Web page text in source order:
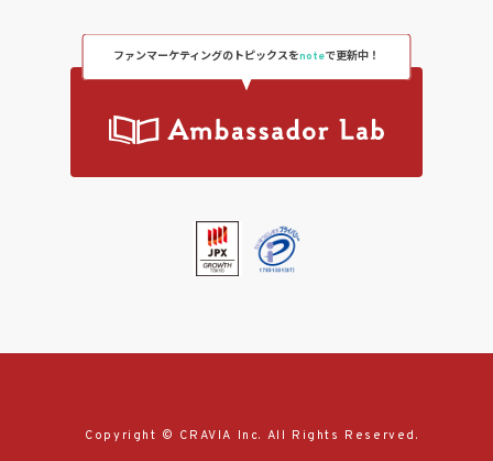
ファンマーケティングのトピックスをnoteで更新中！
Copyright © CRAVIA Inc. All Rights Reserved.